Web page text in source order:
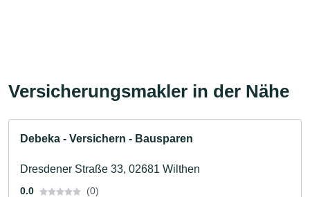
Versicherungsmakler in der Nähe
Debeka - Versichern - Bausparen
Dresdener Straße 33, 02681 Wilthen
0.0 (0)